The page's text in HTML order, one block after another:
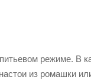
режиме. В
из ромашки